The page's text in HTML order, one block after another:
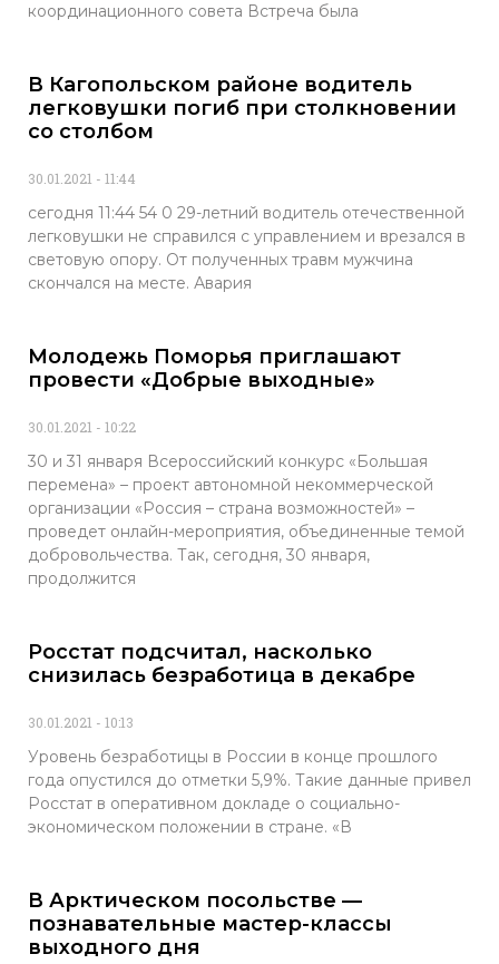
координационного совета Встреча была
В Кагопольском районе водитель
легковушки погиб при столкновении
со столбом
30.01.2021 11:44
сегодня 11:44 54 0 29-летний водитель отечественной
легковушки не справился с управлением и врезался в
световую опору. От полученных травм мужчина
скончался на месте. Авария
Молодежь Поморья приглашают
провести «Добрые выходные»
30.01.2021 10:22
30 и 31 января Всероссийский конкурс «Большая
перемена» – проект автономной некоммерческой
организации «Россия – страна возможностей» –
проведет онлайн-мероприятия, объединенные темой
добровольчества. Так, сегодня, 30 января,
продолжится
Росстат подсчитал, насколько
снизилась безработица в декабре
30.01.2021 10:13
Уровень безработицы в России в конце прошлого
года опустился до отметки 5,9%. Такие данные привел
Росстат в оперативном докладе о социально-
экономическом положении в стране. «В
В Арктическом посольстве —
познавательные мастер-классы
выходного дня